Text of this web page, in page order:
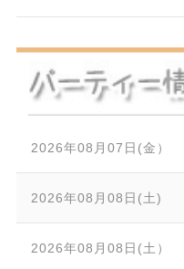
2026年08月07日(金）
2026年08月08日(土)
2026年08月08日(土）